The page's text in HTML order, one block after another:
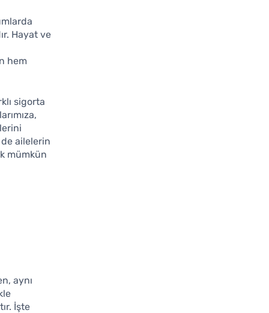
Hayat ve
hem
sigorta
ailelerin
mümkün
aynı
İşte